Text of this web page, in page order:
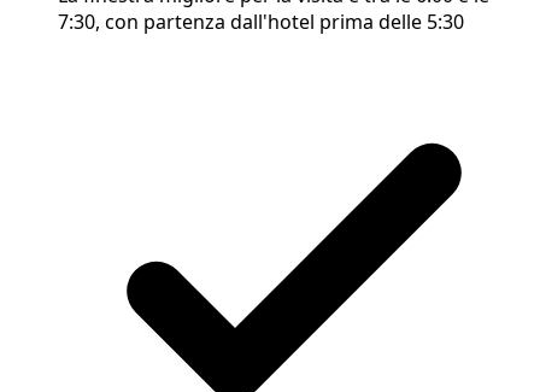
7:30, con partenza dall'hotel prima delle 5:30